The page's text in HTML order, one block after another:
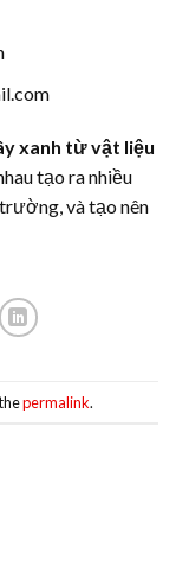
xanh từ vật liệu
tạo ra nhiều
và tạo nên
permalink.